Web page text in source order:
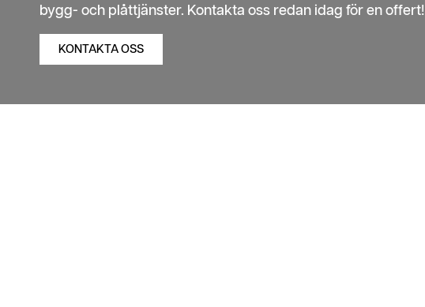
bygg- och plåttjänster. Kontakta oss redan idag för en offert!
KONTAKTA OSS